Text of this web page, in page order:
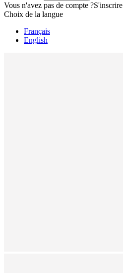
Vous n'avez pas de compte ?S'inscrire
Choix de la langue
Français
English